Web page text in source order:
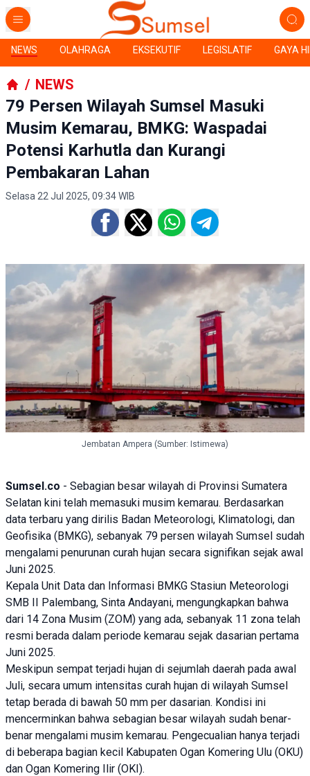
NEWS OLAHRAGA EKSEKUTIF LEGISLATIF GAYA
/ NEWS
79 Persen Wilayah Sumsel Masuki
Musim Kemarau, BMKG: Waspadai
Potensi Karhutla dan Kurangi
Pembakaran Lahan
Selasa 22 Jul 2025, 09:34 WIB
Jembatan Ampera (Sumber: Istimewa)
Sumsel.co - Sebagian besar wilayah di Provinsi Sumatera
Selatan kini telah memasuki musim kemarau. Berdasarkan
data terbaru yang dirilis Badan Meteorologi, Klimatologi, dan
Geofisika (BMKG), sebanyak 79 persen wilayah Sumsel sudah
mengalami penurunan curah hujan secara signifikan sejak awal
Juni 2025.
Kepala Unit Data dan Informasi BMKG Stasiun Meteorologi
SMB II Palembang, Sinta Andayani, mengungkapkan bahwa
dari 14 Zona Musim (ZOM) yang ada, sebanyak 11 zona telah
resmi berada dalam periode kemarau sejak dasarian pertama
Juni 2025.
Meskipun sempat terjadi hujan di sejumlah daerah pada awal
Juli, secara umum intensitas curah hujan di wilayah Sumsel
tetap berada di bawah 50 mm per dasarian. Kondisi ini
mencerminkan bahwa sebagian besar wilayah sudah benar-
benar mengalami musim kemarau. Pengecualian hanya terjadi
di beberapa bagian kecil Kabupaten Ogan Komering Ulu (OKU)
dan Ogan Komering Ilir (OKI).